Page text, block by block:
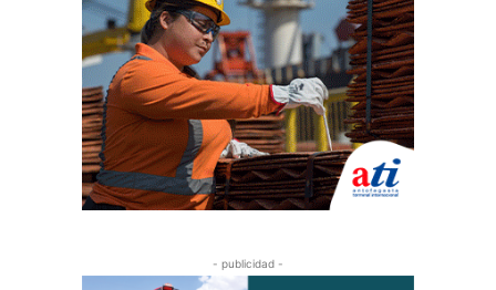
- publicidad -